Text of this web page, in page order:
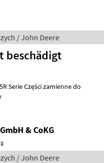
/ John Deere
beschädigt
do
& CoKG
/ John Deere